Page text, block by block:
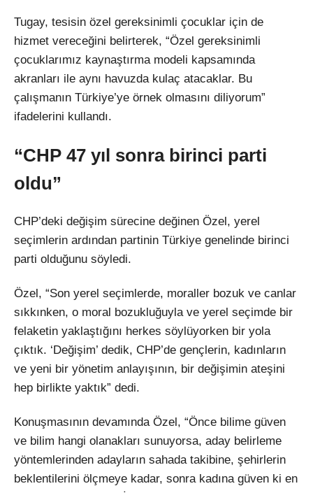
Tugay, tesisin özel gereksinimli çocuklar için de
hizmet vereceğini belirterek, “Özel gereksinimli
çocuklarımız kaynaştırma modeli kapsamında
akranları ile aynı havuzda kulaç atacaklar. Bu
çalışmanın Türkiye’ye örnek olmasını diliyorum”
ifadelerini kullandı.
“CHP 47 yıl sonra birinci parti
oldu”
CHP’deki değişim sürecine değinen Özel, yerel
seçimlerin ardından partinin Türkiye genelinde birinci
parti olduğunu söyledi.
Özel, “Son yerel seçimlerde, moraller bozuk ve canlar
sıkkınken, o moral bozukluğuyla ve yerel seçimde bir
felaketin yaklaştığını herkes söylüyorken bir yola
çıktık. ‘Değişim’ dedik, CHP’de gençlerin, kadınların
ve yeni bir yönetim anlayışının, bir değişimin ateşini
hep birlikte yaktık” dedi.
Konuşmasının devamında Özel, “Önce bilime güven
ve bilim hangi olanakları sunuyorsa, aday belirleme
yöntemlerinden adayların sahada takibine, şehirlerin
beklentilerini ölçmeye kadar, sonra kadına güven ki en